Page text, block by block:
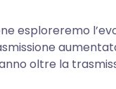
esploreremo
oltre la